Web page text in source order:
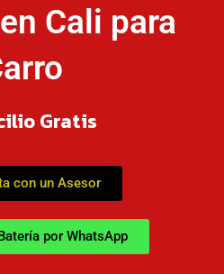
Cali para
Gratis
con un Asesor
por WhatsApp